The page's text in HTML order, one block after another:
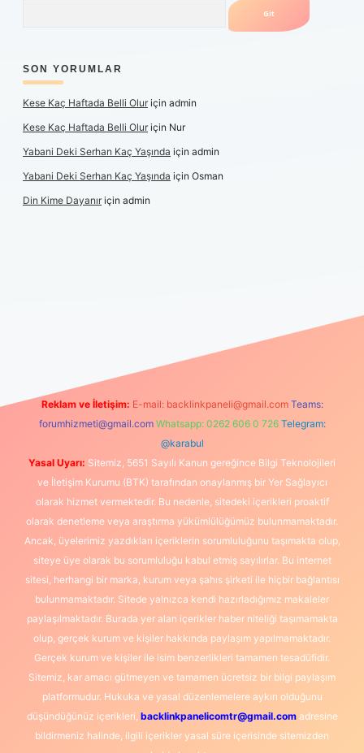
SON YORUMLAR
Kese Kaç Haftada Belli Oluriçin admin
Kese Kaç Haftada Belli Oluriçin Nur
Yabani Deki Serhan Kaç Yaşında için admin
Yabani Deki Serhan Kaç Yaşında için Osman
Din Kime Dayanıriçin admin
Reklam ve İletişim: E-mail: backlinkpaneli@gmail.com Teams:
forumhizmeti@gmail.com Whatsapp: 0262 606 0 726 Telegram:
@karabul
Yasal Uyarı: Sitemiz, 5651 Sayılı Kanun gereğince Bilgi Teknolojileri
ve İletişim Kurumu (BTK) tarafından onaylanmış bir Yer Sağlayıcı
olarak hizmet vermektedir. Bu nedenle, sitedeki içerikleri proaktif
olarak denetleme veya araştırma yükümlülüğümüz bulunmamaktadır.
Ancak, üyelerimiz yazdıkları içeriklerin sorumluluğunu taşımakta olup,
siteye üye olarak bu sorumluluğu kabul etmiş sayılırlar. Bu internet
sitesi, herhangi bir marka, kurum veya şahıs şirketi ile hiçbir bağlantısı
bulunmamaktadır. Sitede yalnızca kendi hazırladığımız makaleler
paylaşılmaktadır. Burada yer alan içerikler haber niteliği taşımamakta
olup, gerçek kurum ve kişiler hakkında paylaşım yapılmamaktadır.
Gerçek kurum ve kişiler ile isim benzerlikleri tamamen tesadüfidir.
Sitemiz, kar amacı gütmeyen ve tamamen ücretsiz bir bilgi paylaşım
platformudur. Hukuka ve yasal düzenlemelere aykırı olduğunu
düşündüğünüz içerikleri, backlinkpanelicomtr@gmail.comadresine
bildirmeniz halinde, ilgili içerikler yasal süre içerisinde sitemizden